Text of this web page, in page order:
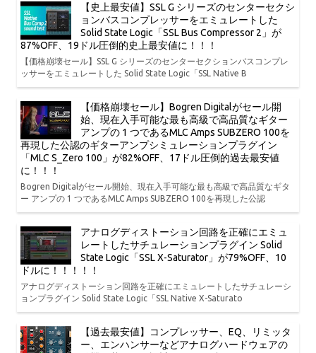
【史上最安値】SSL G シリーズのセンターセクシ
ョンバスコンプレッサーをエミュレートした
Solid State Logic「SSL Bus Compressor 2」が
87%OFF、19ドル圧倒的史上最安値に！！！
【価格崩壊セール】SSL G シリーズのセンターセクションバスコンプレ
ッサーをエミュレートした Solid State Logic「SSL Native B
【価格崩壊セール】Bogren Digitalがセール開
始、現在入手可能な最も高級で高品質なギター
アンプの 1 つであるMLC Amps SUBZERO 100を
再現した公認のギターアンプシミュレーションプラグイン
「MLC S_Zero 100」が82%OFF、17ドル圧倒的過去最安値
に！！！
Bogren Digitalがセール開始、現在入手可能な最も高級で高品質なギタ
ー アンプの 1 つであるMLC Amps SUBZERO 100を再現した公認
アナログディストーション回路を正確にエミュ
レートしたサチュレーションプラグイン Solid
State Logic「SSL X-Saturator」が79%OFF、10
ドルに！！！！！
アナログディストーション回路を正確にエミュレートしたサチュレーシ
ョンプラグイン Solid State Logic「SSL Native X-Saturato
【過去最安値】コンプレッサー、EQ、リミッタ
ー、エンハンサーなどアナログハードウェアの